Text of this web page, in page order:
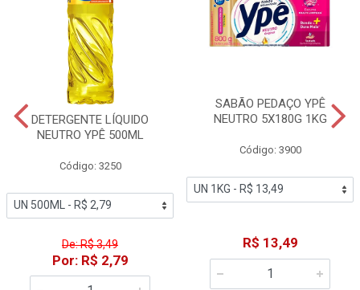
DETERGENTE LÍQUIDO
NEUTRO YPÊ 500ML
Código: 3250
De: R$ 3,49
Por: R$ 2,79
SABÃO PEDAÇO YPÊ
NEUTRO 5X180G 1KG
Código: 3900
R$ 13,49